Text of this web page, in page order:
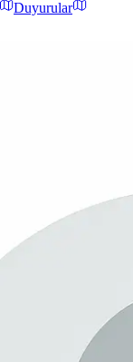
Duyurular